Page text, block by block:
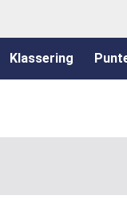
Klassering